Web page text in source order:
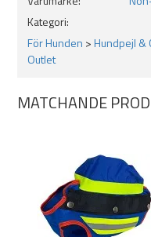
Kategori:
För Hunden >Hundpejl &
Outlet
MATCHANDE